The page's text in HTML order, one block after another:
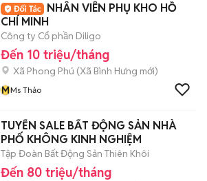
NHÂN VIÊN PHỤ KHO HỒ
CHÍ MINH
Công ty Cổ phần Diligo
Đến 10 triệu/tháng
Xã Phong Phú (Xã Bình Hưng mới)
MMs Thảo
TUYỂN SALE BẤT ĐỘNG SẢN NHÀ
PHỐ KHÔNG KINH NGHIỆM
Tập Đoàn Bất Động Sản Thiên Khôi
Đến 80 triệu/tháng